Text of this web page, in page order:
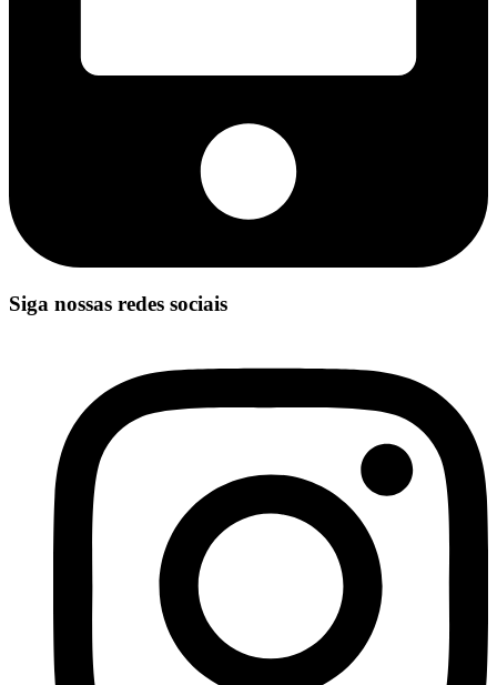
Siga nossas redes sociais